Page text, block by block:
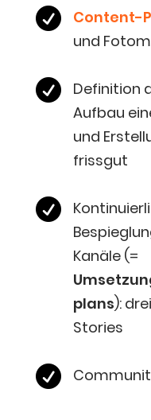
 Con­tent-
und

Defi­ni­ti­on
Auf­bau
und
frissgut

Kanä­le (=
plans):
Stories
